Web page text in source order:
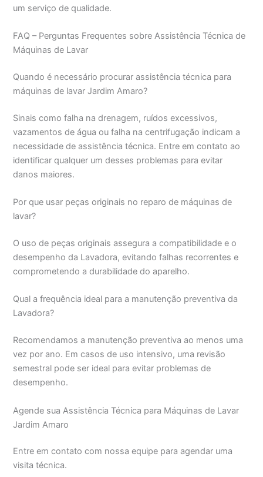
um serviço de qualidade.
FAQ – Perguntas Frequentes sobre Assistência Técnica de
Máquinas de Lavar
Quando é necessário procurar assistência técnica para
máquinas de lavar Jardim Amaro?
Sinais como falha na drenagem, ruídos excessivos,
vazamentos de água ou falha na centrifugação indicam a
necessidade de assistência técnica. Entre em contato ao
identificar qualquer um desses problemas para evitar
danos maiores.
Por que usar peças originais no reparo de máquinas de
lavar?
O uso de peças originais assegura a compatibilidade e o
desempenho da Lavadora, evitando falhas recorrentes e
comprometendo a durabilidade do aparelho.
Qual a frequência ideal para a manutenção preventiva da
Lavadora?
Recomendamos a manutenção preventiva ao menos uma
vez por ano. Em casos de uso intensivo, uma revisão
semestral pode ser ideal para evitar problemas de
desempenho.
Agende sua Assistência Técnica para Máquinas de Lavar
Jardim Amaro
Entre em contato com nossa equipe para agendar uma
visita técnica.